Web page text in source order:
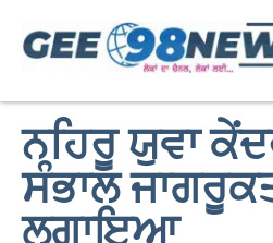
ਨਹਿਰੂ ਯੁਵਾ
ਸੰਭਾਲ
ਲਗਾਇਆ